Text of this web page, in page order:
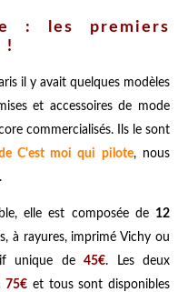
: les premiers
!
il y avait quelques modèles
et accessoires de mode
commercialisés. Ils le sont
C'est moi qui pilote, nous
elle est composée de 12
à rayures, imprimé Vichy ou
unique de 45€. Les deux
75€ et tous sont disponibles